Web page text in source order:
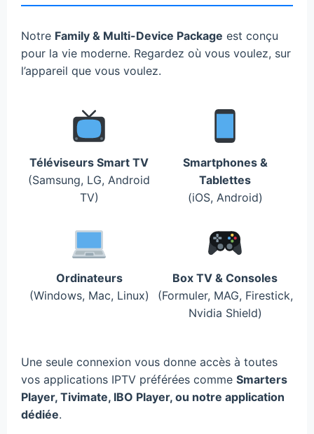
Notre Family & Multi-Device Package est conçu
pour la vie moderne. Regardez où vous voulez, sur
l’appareil que vous voulez.
Téléviseurs Smart TV
(Samsung, LG, Android
TV)
Smartphones &
Tablettes
(iOS, Android)
Ordinateurs
(Windows, Mac, Linux)
Box TV & Consoles
(Formuler, MAG, Firestick,
Nvidia Shield)
Une seule connexion vous donne accès à toutes
vos applications IPTV préférées comme Smarters
Player, Tivimate, IBO Player, ou notre application
dédiée.